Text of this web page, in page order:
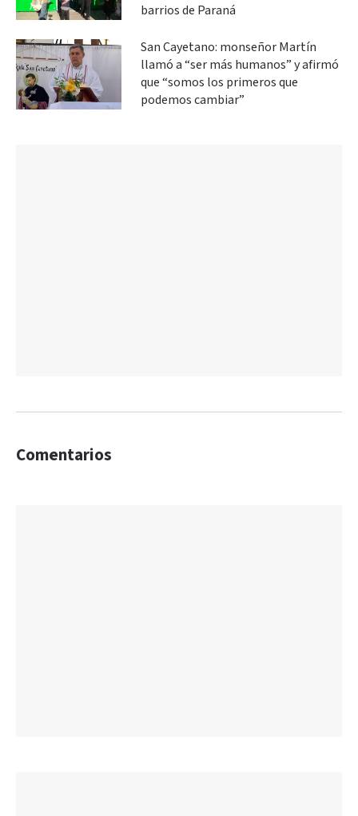
barrios de Paraná
San Cayetano: monseñor Martín
llamó a “ser más humanos” y afirmó
que “somos los primeros que
podemos cambiar”
Comentarios